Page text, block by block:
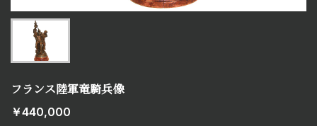
フランス陸軍竜騎兵像
￥440,000